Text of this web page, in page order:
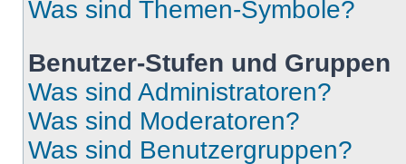
Was sind Themen-Symbole?
Benutzer-Stufen und Gruppen
Was sind Administratoren?
Was sind Moderatoren?
Was sind Benutzergruppen?